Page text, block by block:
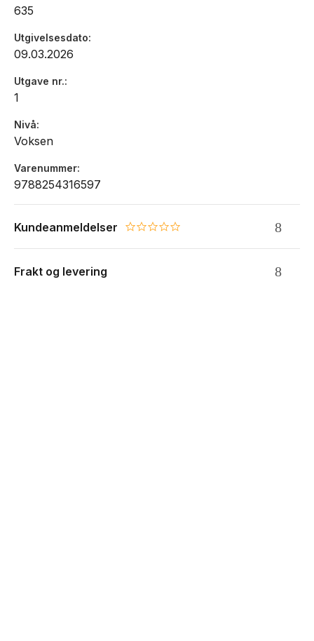
mennesker og om en dyptgripende kjærlighet til musikken.
635
Utgivelsesdato
09.03.2026
Utgave nr.
1
Nivå
Voksen
Varenummer
9788254316597
Kundeanmeldelser 0.0 star rating
Frakt og levering